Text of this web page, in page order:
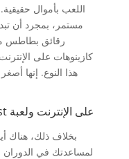
اللعب بأموال
مستمر، بمجرد أن
رقائق بطاطس
كازينوهات على
بخلاف ذلك، هناك
لمساعدتك في